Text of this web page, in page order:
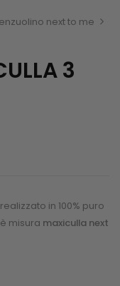
next to me
3
in 100% puro
misura maxiculla next